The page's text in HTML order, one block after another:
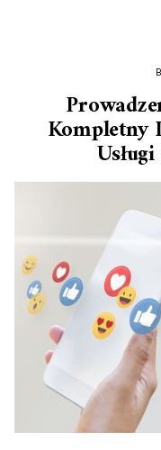
Kompletny